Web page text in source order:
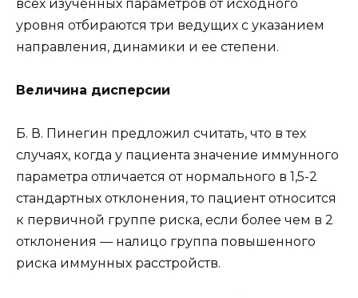
всех изученных параметров от исходного
уровня отбираются три ведущих с указанием
направления, динамики и ее степени.
Величина дисперсии
Б. В. Пинегин предложил считать, что в тех
случаях, когда у пациента значение иммунного
параметра отличается от нормального в 1,5-2
стандартных отклонения, то пациент относится
к первичной группе риска, если более чем в 2
отклонения — налицо группа повышенного
риска иммунных расстройств.